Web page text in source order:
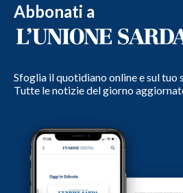
Abbonati a
Sfoglia il quotidiano online e sul tuo
Tutte le notizie del giorno